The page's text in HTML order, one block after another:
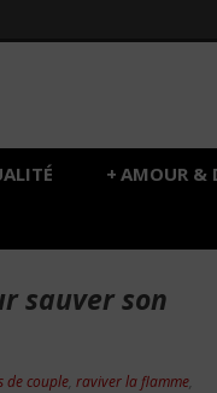
AMOUR &
+
sauver son
de couple raviver la flamme